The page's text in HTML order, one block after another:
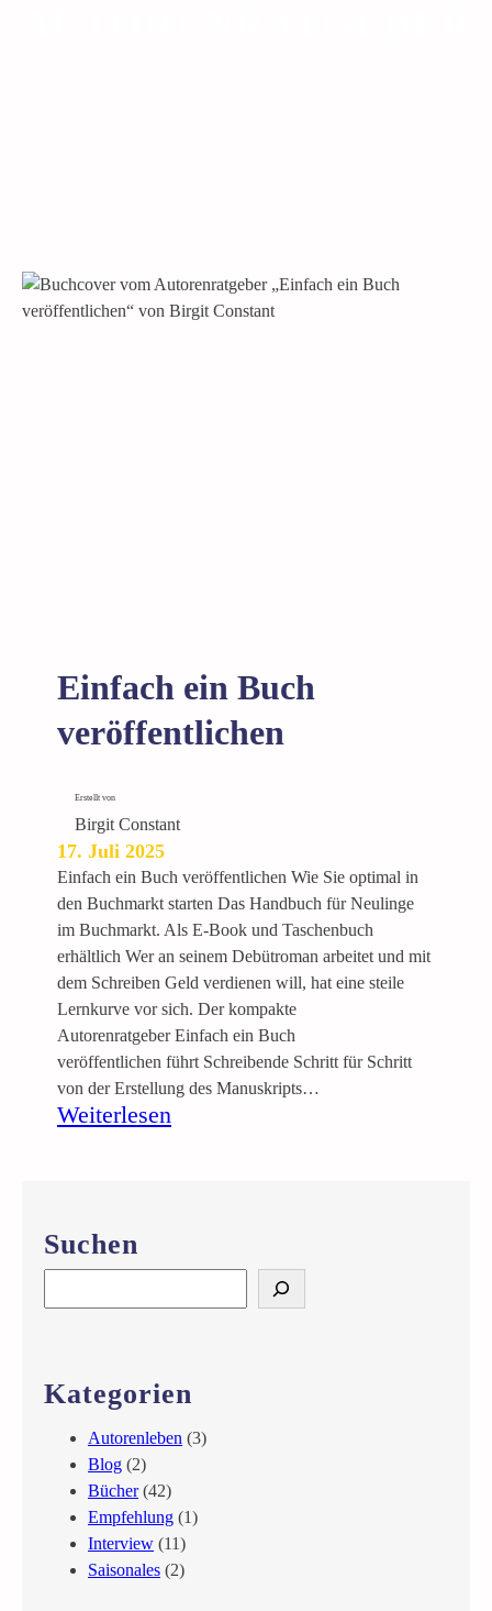
Einfach ein Buch
veröffentlichen
Erstellt von
Birgit Constant
17. Juli 2025
Einfach ein Buch veröffentlichen Wie Sie optimal in
den Buchmarkt starten Das Handbuch für Neulinge
im Buchmarkt. Als E-Book und Taschenbuch
erhältlich Wer an seinem Debütroman arbeitet und mit
dem Schreiben Geld verdienen will, hat eine steile
Lernkurve vor sich. Der kompakte
Autorenratgeber Einfach ein Buch
veröffentlichen führt Schreibende Schritt für Schritt
von der Erstellung des Manuskripts…
Weiterlesen
c
B
u
h
v
e
r
ö
Suchen
e
c
Kategorien
Autorenleben (3)
Blog (2)
Bücher(42)
Empfehlung (1)
Interview (11)
Saisonales (2)